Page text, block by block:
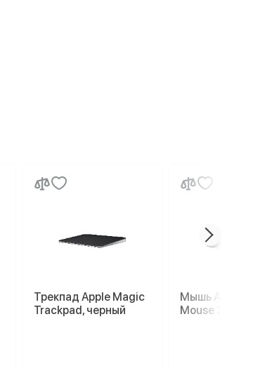
Трекпад Apple Magic
Trackpad, черный
Мышь Apple
Mouse 3, черный